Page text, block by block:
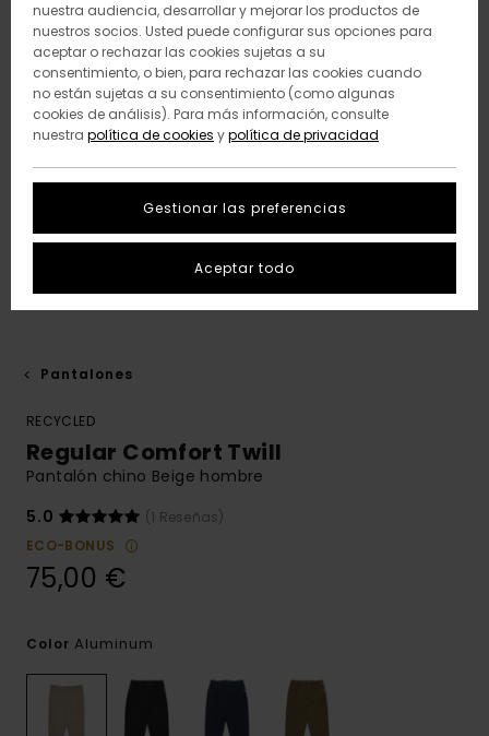
Pantalones
RECYCLED
Regular Comfort Twill
Pantalón chino Beige hombre
5.0
(1 Reseñas)
ECO-BONUS
75,00 €
Color Aluminum
nuestra audiencia, desarrollar y mejorar los productos de
nuestros socios. Usted puede configurar sus opciones para
aceptar o rechazar las cookies sujetas a su
consentimiento, o bien, para rechazar las cookies cuando
no están sujetas a su consentimiento (como algunas
cookies de análisis). Para más información, consulte
nuestra política de cookies ypolítica de privacidad
Gestionar las preferencias
Aceptar todo